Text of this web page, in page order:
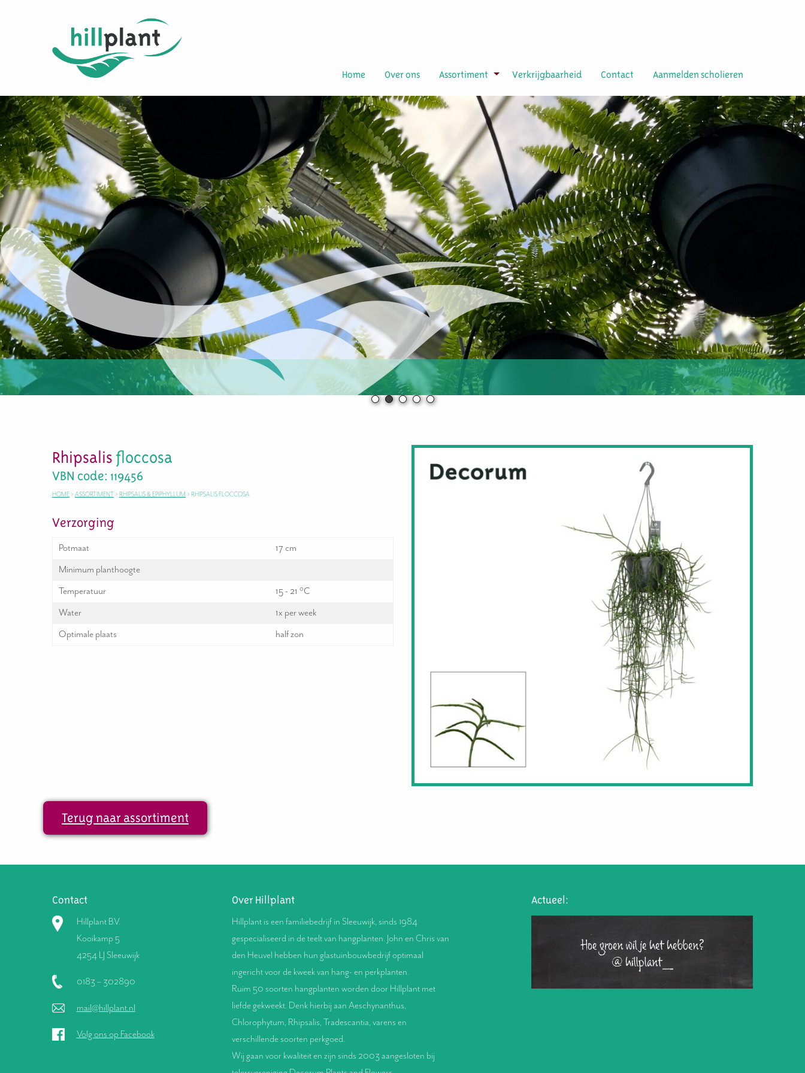
Home Over ons Assortiment Verkrijgbaarheid Contact Aanmelden scholieren
Rhipsalis floccosa
VBN code: 119456
HOME > ASSORTIMENT > RHIPSALIS & EPIPHYLLUM > RHIPSALIS FLOCCOSA
Verzorging
Potmaat
17 cm
Minimum planthoogte
Temperatuur
15 - 21 °C
Water
1x per week
Optimale plaats
half zon
Terug naar assortiment
Contact
Hillplant B.V.
Kooikamp 5
4254 LJ Sleeuwijk
0183 – 302890
mail@hillplant.nl
Volg ons op Facebook
Over Hillplant
Hillplant is een familiebedrijf in Sleeuwijk, sinds 1984
gespecialiseerd in de teelt van hangplanten. John en Chris van
den Heuvel hebben hun glastuinbouwbedrijf optimaal
ingericht voor de kweek van hang- en perkplanten.
Ruim 50 soorten hangplanten worden door Hillplant met
liefde gekweekt. Denk hierbij aan Aeschynanthus,
Chlorophytum, Rhipsalis, Tradescantia, varens en
verschillende soorten perkgoed.
Wij gaan voor kwaliteit en zijn sinds 2003 aangesloten bij
Actueel:
Hoe groen wil je het hebben?
@hillplant_